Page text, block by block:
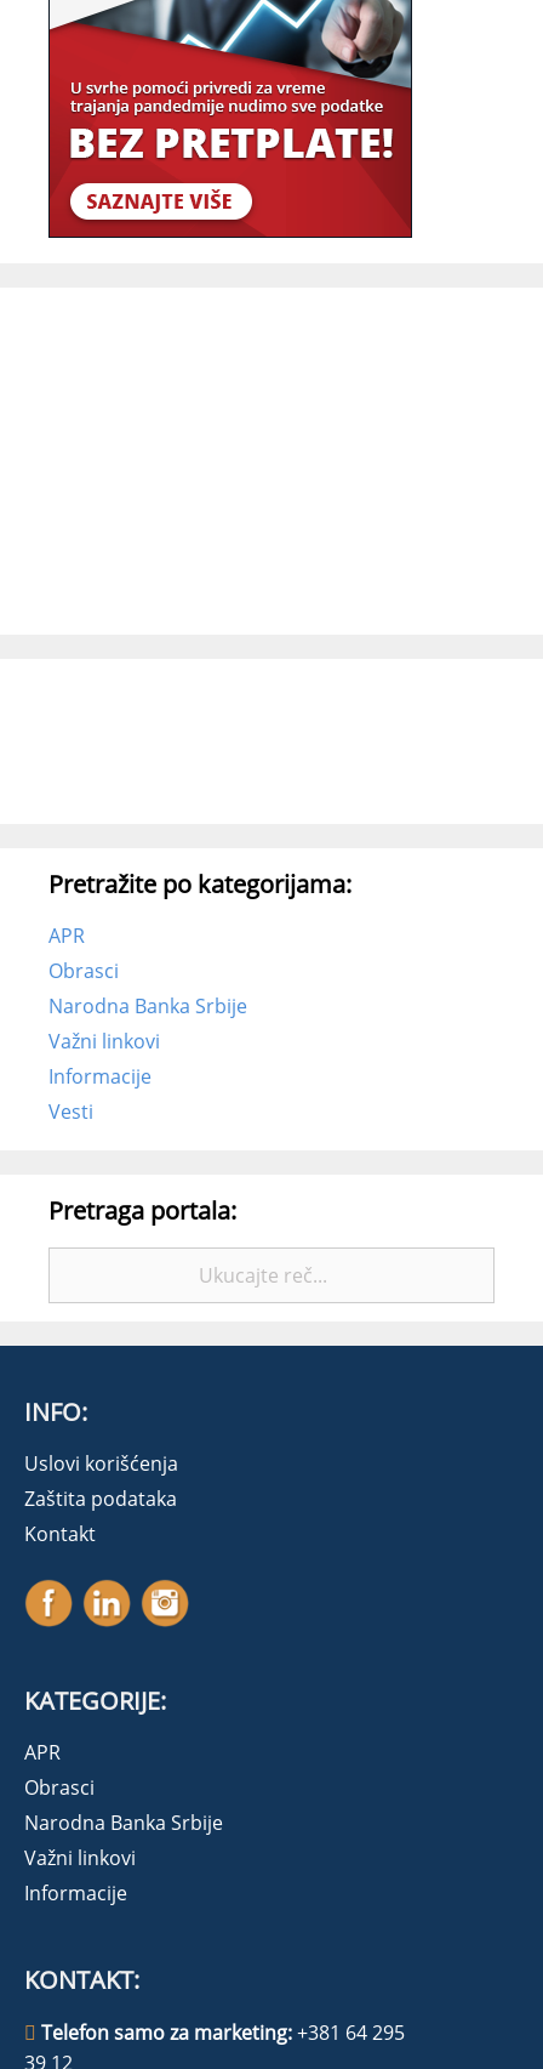
Pretražite po kategorijama:
APR
Obrasci
Narodna Banka Srbije
Važni linkovi
Informacije
Vesti
Pretraga portala:
INFO:
Uslovi korišćenja
Zaštita podataka
Kontakt
KATEGORIJE:
APR
Obrasci
Narodna Banka Srbije
Važni linkovi
Informacije
KONTAKT:
Telefon samo za marketing:+381 64 295
39 12